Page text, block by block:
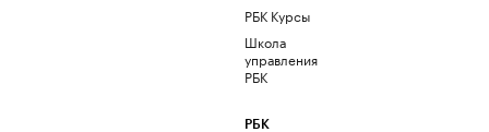
РБК Курсы
Школа
управления
РБК
РБК